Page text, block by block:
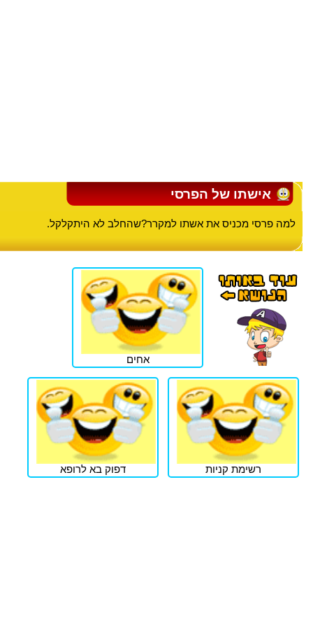
אישתו של הפרסי
למה פרסי מכניס את אשתו למקרר?שהחלב לא היתקלקל.
אחים
רשימת קניות דפוק בא לרופא